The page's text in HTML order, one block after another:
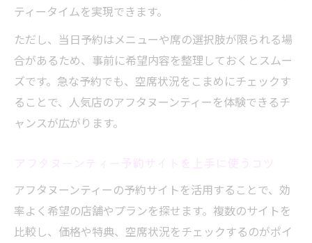
ティータイムを実現できます。
ただし、当日予約はメニューや席の選択肢が限られる場
合があるため、事前に希望内容を整理しておくとスムー
ズです。急な予約でも、空席状況をこまめにチェックす
ることで、人気店のアフタヌーンティーを体験できるチ
ャンスが広がります。
アフタヌーンティーの予約サイトを活用することで、効
率よく希望の店舗やプランを探せます。複数のサイトを
比較し、価格や特典、空席状況をチェックするのがポイ